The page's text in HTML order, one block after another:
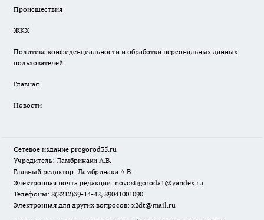
Происшествия
ЖКХ
Политика конфиденциальности и обработки персональных данных
пользователей.
Главная
Новости
Сетевое издание progorod35.ru
Учредитель: Ламбринаки А.В.
Главный редактор: Ламбринаки А.В.
Электронная почта редакции: novostigoroda1@yandex.ru
Телефоны: 8(8212)39-14-42, 89041001090
Электронная для других вопросов: x2dt@mail.ru